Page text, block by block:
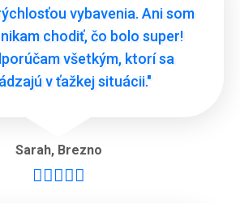
vybavenia. Ani som
chodiť, čo bolo super!
všetkým, ktorí sa
v ťažkej situácii."
Sarah, Brezno
